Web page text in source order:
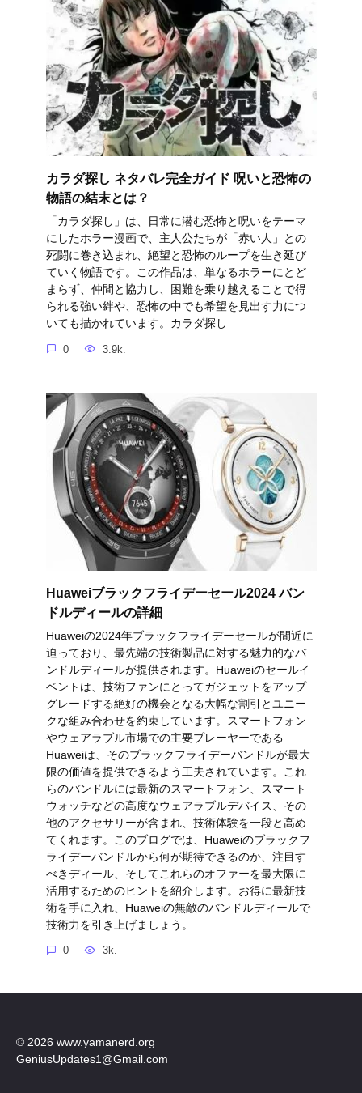
カラダ探し ネタバレ完全ガイド 呪いと恐怖の
物語の結末とは？
「カラダ探し」は、日常に潜む恐怖と呪いをテーマ
にしたホラー漫画で、主人公たちが「赤い人」との
死闘に巻き込まれ、絶望と恐怖のループを生き延び
ていく物語です。この作品は、単なるホラーにとど
まらず、仲間と協力し、困難を乗り越えることで得
られる強い絆や、恐怖の中でも希望を見出す力につ
いても描かれています。カラダ探し
0 3.9k.
Huaweiブラックフライデーセール2024 バン
ドルディールの詳細
Huaweiの2024年ブラックフライデーセールが間近に
迫っており、最先端の技術製品に対する魅力的なバ
ンドルディールが提供されます。Huaweiのセールイ
ベントは、技術ファンにとってガジェットをアップ
グレードする絶好の機会となる大幅な割引とユニー
クな組み合わせを約束しています。スマートフォン
やウェアラブル市場での主要プレーヤーである
Huaweiは、そのブラックフライデーバンドルが最大
限の価値を提供できるよう工夫されています。これ
らのバンドルには最新のスマートフォン、スマート
ウォッチなどの高度なウェアラブルデバイス、その
他のアクセサリーが含まれ、技術体験を一段と高め
てくれます。このブログでは、Huaweiのブラックフ
ライデーバンドルから何が期待できるのか、注目す
べきディール、そしてこれらのオファーを最大限に
活用するためのヒントを紹介します。お得に最新技
術を手に入れ、Huaweiの無敵のバンドルディールで
技術力を引き上げましょう。
0 3k.
© 2026 www.yamanerd.org
GeniusUpdates1@Gmail.com